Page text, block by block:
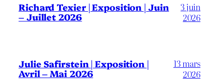
Richard Texier | Exposition | Juin
– Juillet 2026
3 juin
2026
Julie Safirstein | Exposition |
Avril – Mai 2026
13 mars
2026